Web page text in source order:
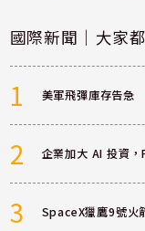
國際新聞｜大家
1 美軍飛彈庫存告
2 企業加大 AI 投資
3 SpaceX獵鷹9號火